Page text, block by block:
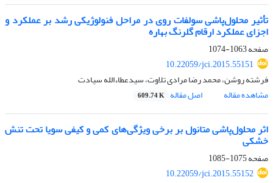
تأثیر محلول‌پاشی سولفات روی در مراحل فنولوژیکی رشد بر عملکرد و
اجزای عملکرد ارقام گلرنگ بهاره
صفحه1063-1074
10.22059/jci.2015.55151
فرشته روشن، محمد رضا مرادی تلاوت، سیدعطاء‌الله سیادت
مشاهده مقاله
اصل مقاله 609.74 K
اثر محلول‌پاشی متانول بر برخی ویژگی‌های کمی و کیفی سویا تحت تنش
خشکی
صفحه1075-1085
10.22059/jci.2015.55152